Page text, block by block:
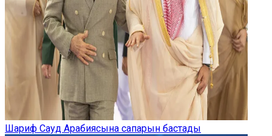
Шариф Сауд Арабиясына сапарын бастады